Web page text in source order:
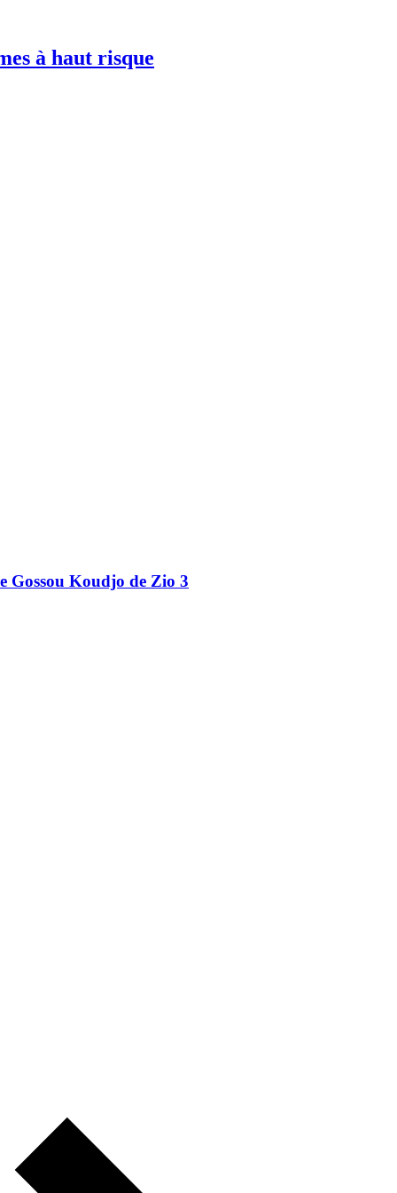
à haut risque
Gossou Koudjo de Zio 3